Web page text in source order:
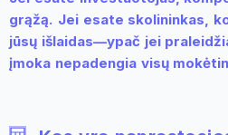
grąžą. Jei esate skolininkas,
jūsų išlaidas—ypač jei
įmoka nepadengia visų